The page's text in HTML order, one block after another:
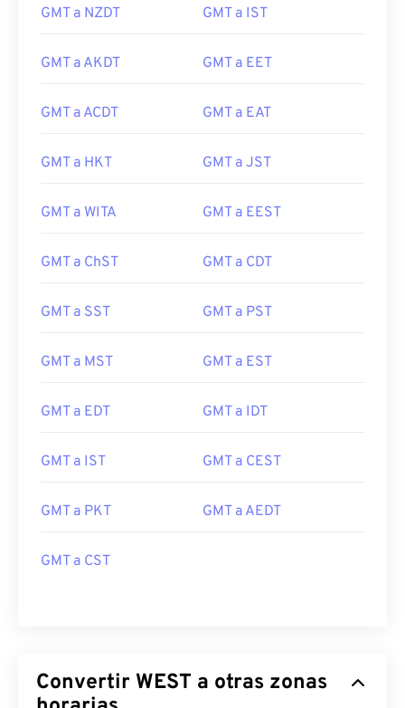
GMT a NZDT GMT a IST
GMT a AKDT GMT a EET
GMT a ACDT GMT a EAT
GMT a HKT GMT a JST
GMT a WITA GMT a EEST
GMT a ChST GMT a CDT
GMT a SST GMT a PST
GMT a MST GMT a EST
GMT a EDT GMT a IDT
GMT a IST GMT a CEST
GMT a PKT GMT a AEDT
GMT a CST
Convertir WEST a otras zonas